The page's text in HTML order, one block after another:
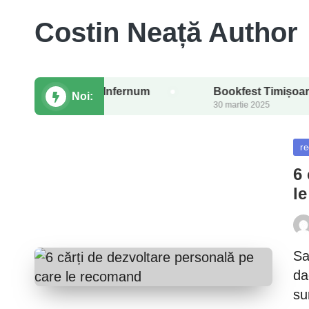
Costin Neață Author
Noi:
Viv’Infernum Bookfest Timișoara 2025:
30 martie 2025
6